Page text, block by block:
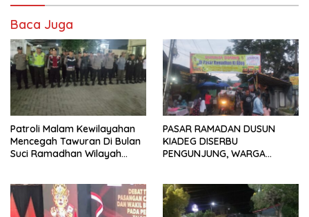
Baca Juga
Patroli Malam Kewilayahan
Mencegah Tawuran Di Bulan
Suci Ramadhan Wilayah
Polres Metro Depok.
PASAR RAMADAN DUSUN
KIADEG DISERBU
PENGUNJUNG, WARGA